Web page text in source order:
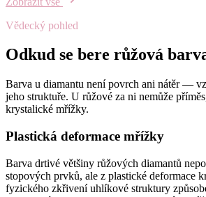
Vědecký pohled
Odkud se bere růžová
Barva u diamantu není povrch ani nátěr —
jeho struktuře. U růžové za ni nemůže
krystalické mřížky.
Plastická deformace mřížky
Barva drtivé většiny růžových diamantů
stopových prvků, ale z plastické deformace
fyzického zkřivení uhlíkové struktury